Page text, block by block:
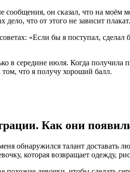
сообщения, он сказал, что на
что от этого не зависит
«Если бы я поступал,
в середине июля. Когда получила
том, что я получу хороший балл.
Как они
обнаружился талант доставать
которая возвращает одежду,